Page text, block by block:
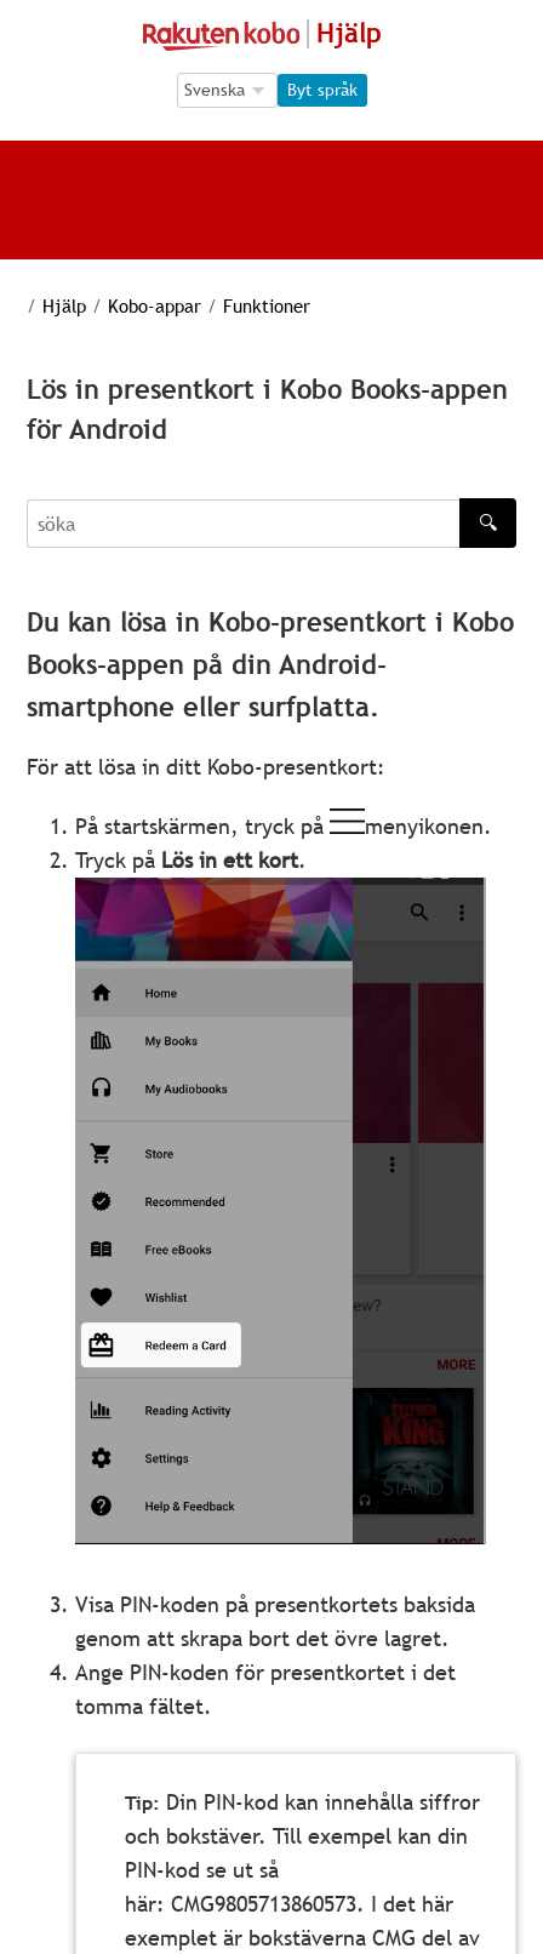
Hjälp
Language Selection
Language Selection
Byt språk
/ Hjälp / Kobo-appar / Funktioner
Lös in presentkort i Kobo Books-appen
för Android
söka
🔍
Du kan lösa in Kobo-presentkort i Kobo
Books-appen på din Android-
smartphone eller surfplatta.
För att lösa in ditt Kobo-presentkort:
På startskärmen, tryck på
menyikonen.
Tryck på Lös in ett kort.
Visa PIN-koden på presentkortets baksida
genom att skrapa bort det övre lagret.
Ange PIN-koden för presentkortet i det
tomma fältet.
Din PIN-kod kan innehålla siffror
och bokstäver. Till exempel kan din
PIN-kod se ut så
här: CMG9805713860573. I det här
exemplet är bokstäverna CMG del av